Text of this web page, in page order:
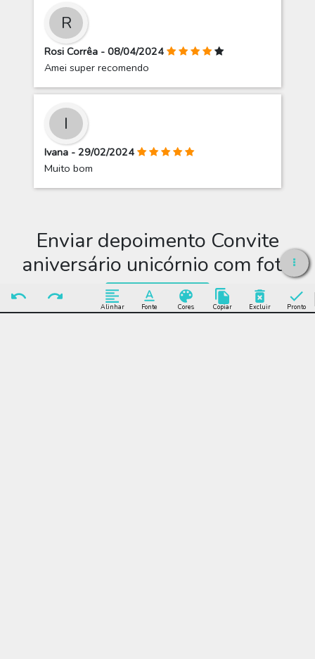
Alinhar Fonte Cores Copiar Excluir Pronto
R
Rosi Corrêa - 08/04/2024
Amei super recomendo
I
Ivana - 29/02/2024
Muito bom
Enviar depoimento Convite
aniversário unicórnio com foto
Enviar Depoimento